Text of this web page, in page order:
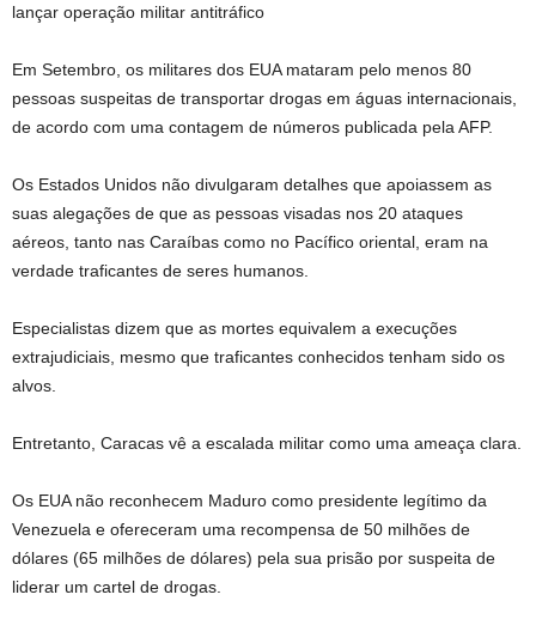
lançar operação militar antitráfico
Em Setembro, os militares dos EUA mataram pelo menos 80
pessoas suspeitas de transportar drogas em águas internacionais,
de acordo com uma contagem de números publicada pela AFP.
Os Estados Unidos não divulgaram detalhes que apoiassem as
suas alegações de que as pessoas visadas nos 20 ataques
aéreos, tanto nas Caraíbas como no Pacífico oriental, eram na
verdade traficantes de seres humanos.
Especialistas dizem que as mortes equivalem a execuções
extrajudiciais, mesmo que traficantes conhecidos tenham sido os
alvos.
Entretanto, Caracas vê a escalada militar como uma ameaça clara.
Os EUA não reconhecem Maduro como presidente legítimo da
Venezuela e ofereceram uma recompensa de 50 milhões de
dólares (65 milhões de dólares) pela sua prisão por suspeita de
liderar um cartel de drogas.